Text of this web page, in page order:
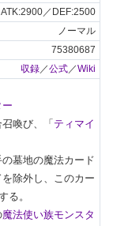
ATK:2900／DEF:2500
ノーマル
75380687
収録／公式／Wiki
ー
喚び、「 ティマイ
墓地の魔法カード
除外し、このカー
る。
魔法使い族モンスタ